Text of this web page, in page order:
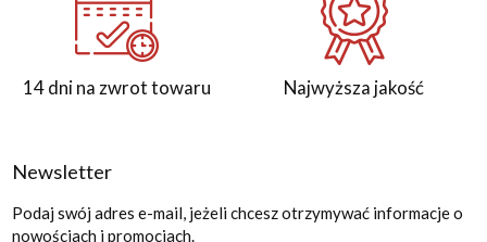
14 dni na zwrot towaru Najwyższa jakość
Newsletter
Podaj swój adres e-mail, jeżeli chcesz otrzymywać informacje o
nowościach i promocjach.